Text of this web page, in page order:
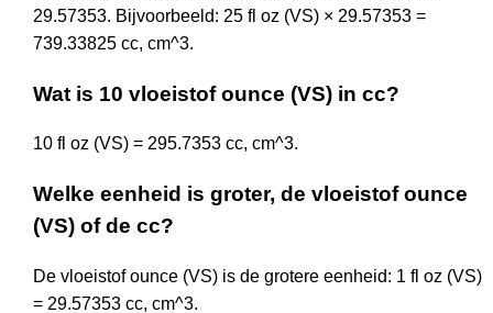
29.57353. Bijvoorbeeld: 25 fl oz (VS) × 29.57353 =
739.33825 cc, cm^3.
Wat is 10 vloeistof ounce (VS) in cc?
10 fl oz (VS) = 295.7353 cc, cm^3.
Welke eenheid is groter, de vloeistof ounce
(VS) of de cc?
De vloeistof ounce (VS) is de grotere eenheid: 1 fl oz (VS)
= 29.57353 cc, cm^3.